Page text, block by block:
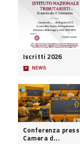
Iscritti 2026
📦 NEWS
Conferenza
Camera d...